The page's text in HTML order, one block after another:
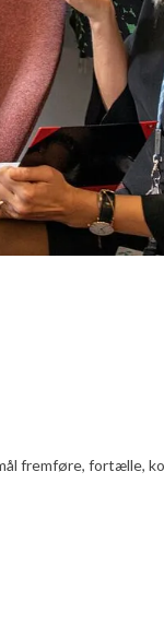
fremføre,